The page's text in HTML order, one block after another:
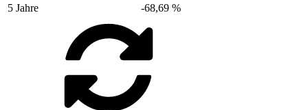
5 Jahre
-68,69 %